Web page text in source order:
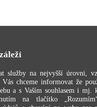
služby na nejvyšší úrovni,
chceme informovat že
a s Vaším souhlasem i mj.
na tlačítko